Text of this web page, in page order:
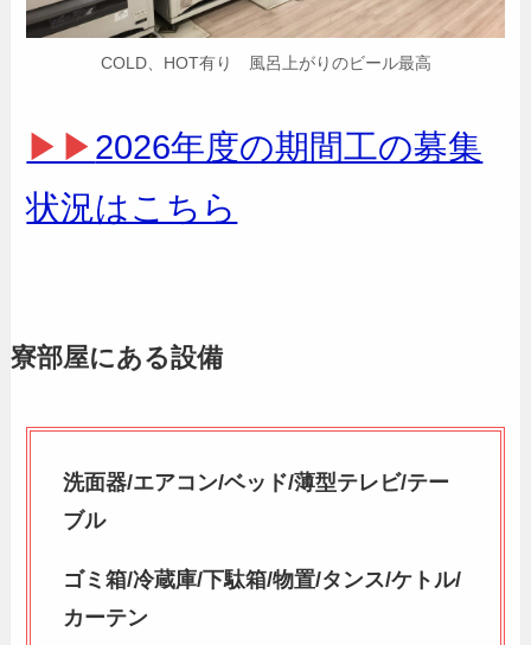
COLD、HOT有り 風呂上がりのビール最高
▶▶2026年度の期間工の募集
状況はこちら
寮部屋にある設備
洗面器/エアコン/ベッド/薄型テレビ/テー
ブル
ゴミ箱/冷蔵庫/下駄箱/物置/タンス/ケトル/
カーテン